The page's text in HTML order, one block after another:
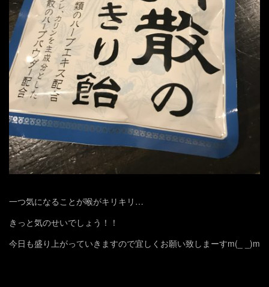
一つ気になることが喉がキリキリ…
きっと気のせいでしょう！！
今日も盛り上がっていきますので宜しくお願い致しまーすm(_ _)m